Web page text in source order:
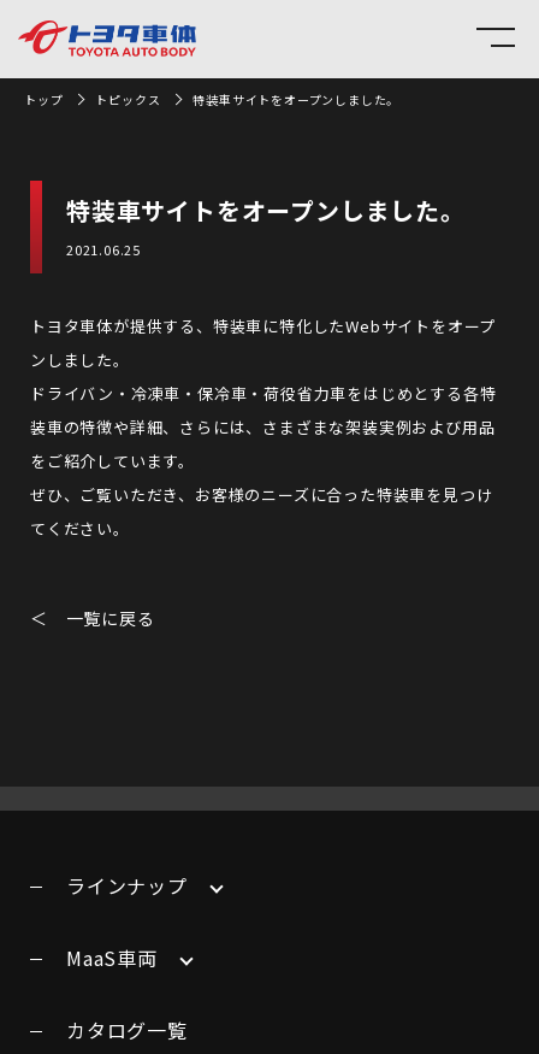
トップ トピックス 特装車サイトをオープンしました。
特装車サイトをオープンしました。
2021.06.25
トヨタ車体が提供する、特装車に特化したWebサイトをオープ
ン しました。
ドライバン・冷凍車・保冷車・荷役省力車をはじめとする各特
装車の特徴や詳細、 さらには、さまざまな架装実例および用品
をご紹介しています。
ぜひ、ご覧いただき、お客様のニーズに合った特装車を見つけ
てください。
＜ 一覧に戻る
ラインナップ
MaaS車両
カタログ一覧